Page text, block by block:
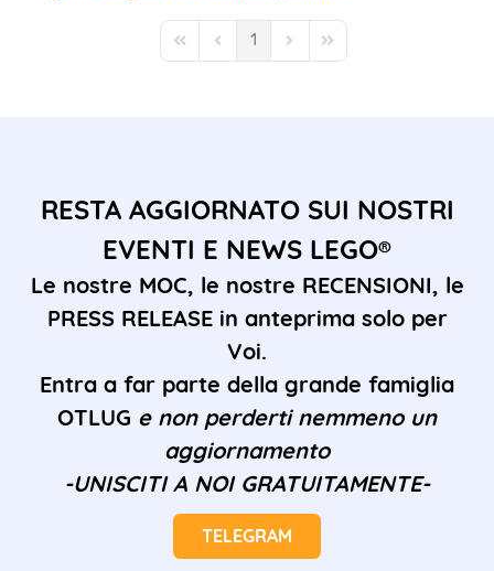
First PagePrevious Page
1 Next PageLast Page
RESTA AGGIORNATO SUI NOSTRI
EVENTI E NEWS LEGO®
Le nostre MOC, le nostre RECENSIONI, le
PRESS RELEASE in anteprima solo per
Voi.
Entra a far parte della grande famiglia
OTLUG e non perderti nemmeno un
aggiornamento
-UNISCITI A NOI GRATUITAMENTE-
TELEGRAM